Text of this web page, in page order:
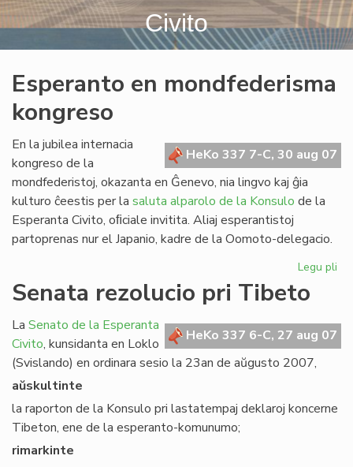
Civito
Esperanto en mondfederisma
kongreso
HeKo 337 7-C, 30 aug 07
En la jubilea internacia
kongreso de la
mondfederistoj, okazanta en Ĝenevo, nia lingvo kaj ĝia
kulturo ĉeestis per la saluta alparolo de la Konsulo de la
Esperanta Civito, oﬁciale invitita. Aliaj esperantistoj
partoprenas nur el Japanio, kadre de la Oomoto-delegacio.
Legu pli
Senata rezolucio pri Tibeto
HeKo 337 6-C, 27 aug 07
La Senato de la Esperanta
Civito, kunsidanta en Loklo
(Svislando) en ordinara sesio la 23an de aŭgusto 2007,
aŭskultinte
la raporton de la Konsulo pri lastatempaj deklaroj koncerne
Tibeton, ene de la esperanto-komunumo;
rimarkinte